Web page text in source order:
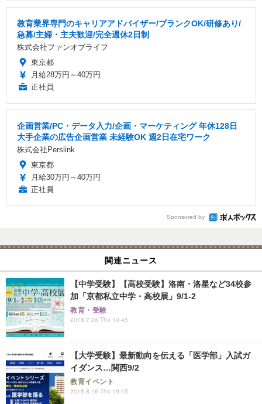
教育業界専門のキャリアアドバイザー/ブランクOK/研修あり/
急募/主婦・主夫歓迎/完全週休2日制
株式会社ファンオブライフ
東京都
月給28万円～40万円
正社員
企画営業/PC・データ入力/企画・マーケティング 年休128日
大手企業の広告企画営業 未経験OK 週2日在宅ワーク
株式会社Perslink
東京都
月給30万円～40万円
正社員
Sponsored by
関連ニュース
【中学受験】【高校受験】洛南・洛星など34校参
加「京都私立中学・高校展」9/1-2
教育・受験
2018.7.26 Thu 10:45
【大学受験】最新動向を伝える「医学部」入試ガ
イダンス…関西9/2
教育イベント
2018.8.16 Thu 19:15